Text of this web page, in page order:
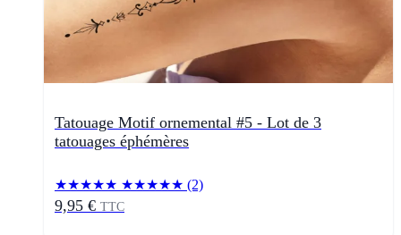
Tatouage Motif ornemental #5 - Lot de 3
tatouages éphémères
★★★★★ ★★★★★ (2)
9,95 € TTC